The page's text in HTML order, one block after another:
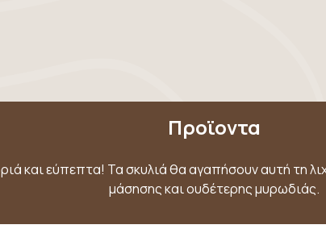
Προϊοντα
και εύπεπτα! Τα σκυλιά θα αγαπήσουν αυτή τη
μάσησης και ουδέτερης μυρωδιάς.